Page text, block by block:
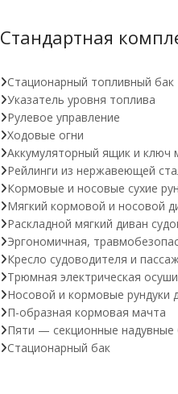
Стандартная
Стационарный топливный бак
Указатель уровня топлива
Рулевое управление
Ходовые огни
Аккумуляторный ящик и ключ
Рейлинги из нержавеющей
Кормовые и носовые сухие
Мягкий кормовой и носовой
Раскладной мягкий диван
Эргономичная,
Кресло судоводителя и
Трюмная электрическая
Носовой и кормовые рундуки
П-образная кормовая мачта
Пяти — секционные надувные
Стационарный бак